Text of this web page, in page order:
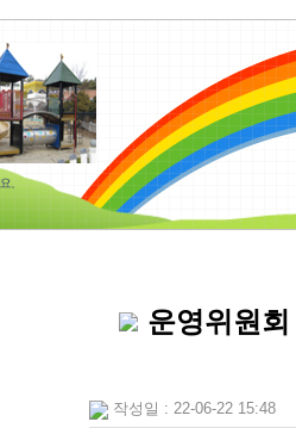
운영위원
작성일 : 22-06-22 15:48